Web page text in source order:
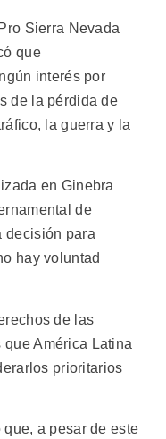
Sierra Nevada
que
interés por
de la pérdida de
la guerra y la
en Ginebra
de
decisión para
hay voluntad
de las
América Latina
prioritarios
a pesar de este